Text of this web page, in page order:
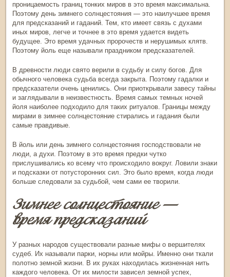
проницаемость границ тонких миров в это время максимальна.
Поэтому день зимнего солнцестояния — это наилучшее время
для предсказаний и гаданий. Тем, кто имеет связь с духами
иных миров, легче и точнее в это время удается видеть
будущее. Это время удачных пророчеств и нерушимых клятв.
Поэтому йоль еще называли праздником предсказателей.
В древности люди свято верили в судьбу и силу богов. Для
обычного человека судьба всегда закрыта. Поэтому гадалки и
предсказатели очень ценились. Они приоткрывали завесу тайны
и заглядывали в неизвестность. Время самых темных ночей
йоля наиболее подходило для таких ритуалов. Границы между
мирами в зимнее солнцестояние стирались и гадания были
самые правдивые.
В йоль или день зимнего солнцестояния господствовали не
люди, а духи. Поэтому в это время предки чутко
прислушивались ко всему что происходило вокруг. Ловили знаки
и подсказки от потусторонних сил. Это было время, когда люди
больше следовали за судьбой, чем сами ее творили.
Зимнее солнцестояние—
время предсказаний
У разных народов существовали разные мифы о вершителях
судеб. Их называли парки, норны или мойры. Именно они ткали
полотно земной жизни. В их руках находилась жизненная нить
каждого человека. От их милости зависел земной успех,